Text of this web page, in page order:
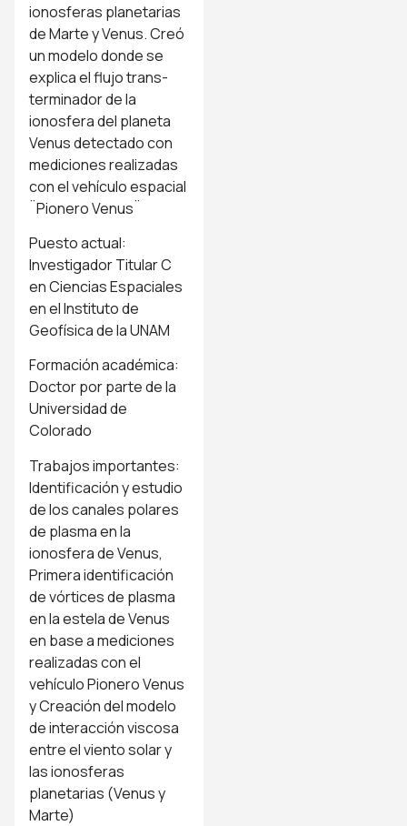
ionosferas planetarias
de Marte y Venus. Creó
un modelo donde se
explica el flujo trans-
terminador de la
ionosfera del planeta
Venus detectado con
mediciones realizadas
con el vehículo espacial
¨Pionero Venus¨
Puesto actual:
Investigador Titular C
en Ciencias Espaciales
en el Instituto de
Geofísica de la UNAM
Formación académica:
Doctor por parte de la
Universidad de
Colorado
Trabajos importantes:
Identificación y estudio
de los canales polares
de plasma en la
ionosfera de Venus,
Primera identificación
de vórtices de plasma
en la estela de Venus
en base a mediciones
realizadas con el
vehículo Pionero Venus
y Creación del modelo
de interacción viscosa
entre el viento solar y
las ionosferas
planetarias (Venus y
Marte)